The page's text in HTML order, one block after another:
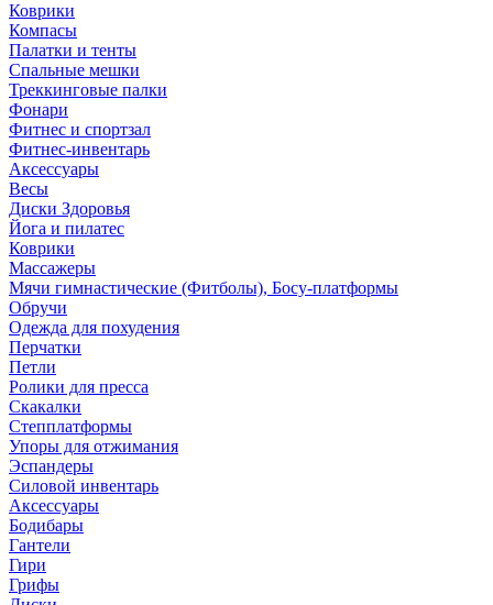
Коврики
Компасы
Палатки и тенты
Спальные мешки
Треккинговые палки
Фонари
Фитнес и спортзал
Фитнес-инвентарь
Аксессуары
Весы
Диски Здоровья
Йога и пилатес
Коврики
Массажеры
Мячи гимнастические (Фитболы), Босу-платформы
Обручи
Одежда для похудения
Перчатки
Петли
Ролики для пресса
Скакалки
Степплатформы
Упоры для отжимания
Эспандеры
Силовой инвентарь
Аксессуары
Бодибары
Гантели
Гири
Грифы